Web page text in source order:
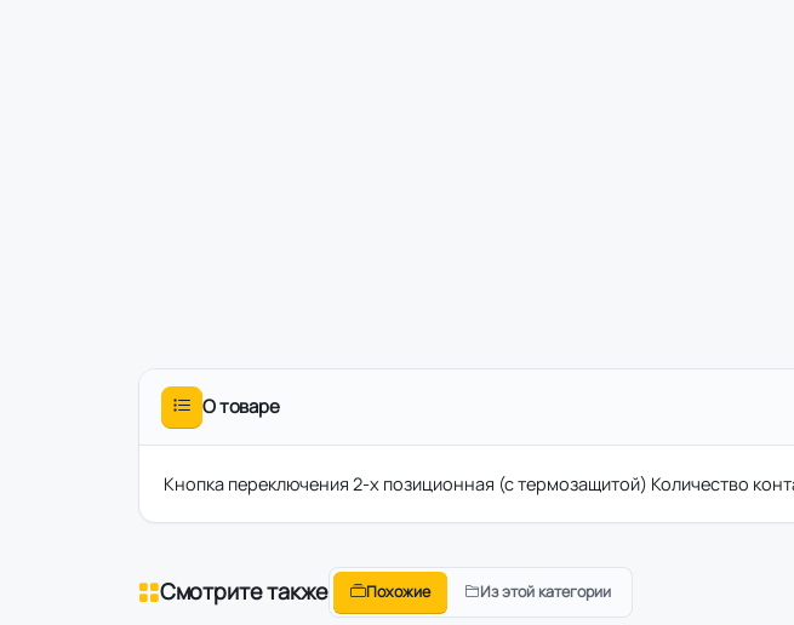
О товаре
Кнопка переключения 2-х позиционная (с термозащитой) Количество
Смотрите также Похожие Из этой категории